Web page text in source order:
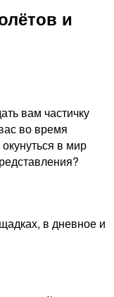
и
вам частичку
во время
в мир
в дневное и